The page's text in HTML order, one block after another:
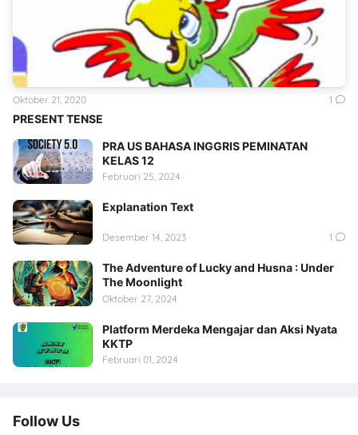
PRESENT TENSE
Oktober 21, 2020 1
PRA US BAHASA INGGRIS PEMINATAN
KELAS 12
Februari 25, 2024
Explanation Text
Desember 14, 2023 1
The Adventure of Lucky and Husna : Under
The Moonlight
Oktober 27, 2024
Platform Merdeka Mengajar dan Aksi Nyata
KKTP
Februari 01, 2024
Follow Us